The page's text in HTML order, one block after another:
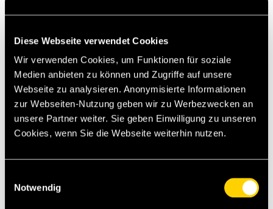
Diese Webseite verwendet Cookies
Wir verwenden Cookies, um Funktionen für soziale
Medien anbieten zu können und Zugriffe auf unsere
Webseite zu analysieren. Anonymisierte Informationen
zur Webseiten-Nutzung geben wir zu Werbezwecken an
unsere Partner weiter. Sie geben Einwilligung zu unseren
Cookies, wenn Sie die Webseite weiterhin nutzen.
Notwendig
Spielbericht
Pressekonferenz
Interview mit Thorsten Schick
Matchcenter
[sst]